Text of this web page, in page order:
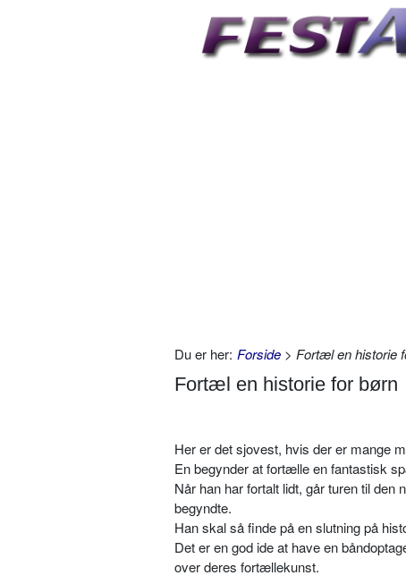
Du er her: Forside > Fortæl en historie
Fortæl en historie for børn
Her er det sjovest, hvis der er mange
En begynder at fortælle en fantastisk
Når han har fortalt lidt, går turen til
begyndte.
Han skal så finde på en slutning på
Det er en god ide at have en
over deres fortællekunst.